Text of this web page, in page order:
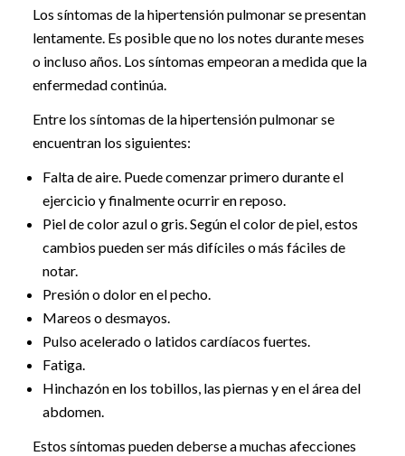
Los síntomas de la hipertensión pulmonar se presentan
lentamente. Es posible que no los notes durante meses
o incluso años. Los síntomas empeoran a medida que la
enfermedad continúa.
Entre los síntomas de la hipertensión pulmonar se
encuentran los siguientes:
Falta de aire. Puede comenzar primero durante el
ejercicio y finalmente ocurrir en reposo.
Piel de color azul o gris. Según el color de piel, estos
cambios pueden ser más difíciles o más fáciles de
notar.
Presión o dolor en el pecho.
Mareos o desmayos.
Pulso acelerado o latidos cardíacos fuertes.
Fatiga.
Hinchazón en los tobillos, las piernas y en el área del
abdomen.
Estos síntomas pueden deberse a muchas afecciones